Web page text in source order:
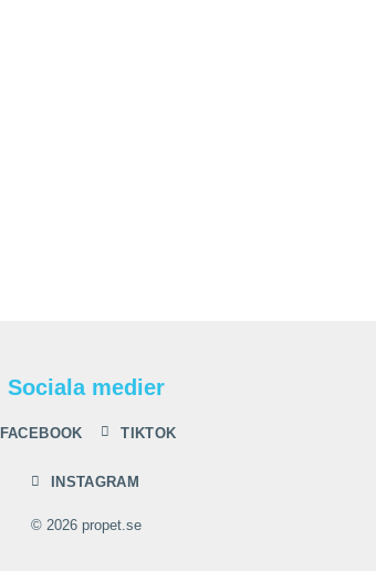
Sociala medier
FACEBOOK TIKTOK
INSTAGRAM
© 2026 propet.se